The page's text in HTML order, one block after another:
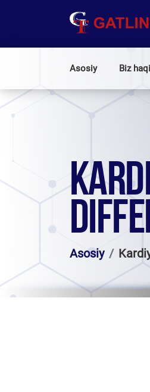
Asosiy Biz
Asosiy